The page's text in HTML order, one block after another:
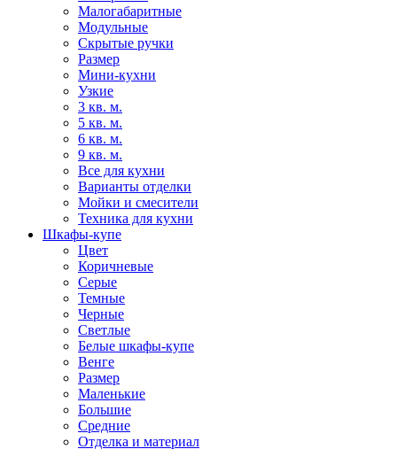
Малогабаритные
Модульные
Скрытые ручки
Размер
Мини-кухни
Узкие
3 кв. м.
5 кв. м.
6 кв. м.
9 кв. м.
Все для кухни
Варианты отделки
Мойки и смесители
Техника для кухни
Шкафы-купе
Цвет
Коричневые
Серые
Темные
Черные
Светлые
Белые шкафы-купе
Венге
Размер
Маленькие
Большие
Средние
Отделка и материал